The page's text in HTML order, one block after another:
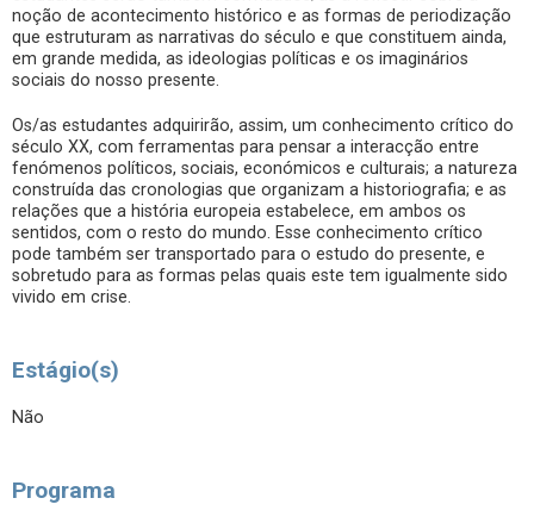
noção de acontecimento histórico e as formas de periodização
que estruturam as narrativas do século e que constituem ainda,
em grande medida, as ideologias políticas e os imaginários
sociais do nosso presente.
Os/as estudantes adquirirão, assim, um conhecimento crítico do
século XX, com ferramentas para pensar a interacção entre
fenómenos políticos, sociais, económicos e culturais; a natureza
construída das cronologias que organizam a historiografia; e as
relações que a história europeia estabelece, em ambos os
sentidos, com o resto do mundo. Esse conhecimento crítico
pode também ser transportado para o estudo do presente, e
sobretudo para as formas pelas quais este tem igualmente sido
vivido em crise.
Estágio(s)
Não
Programa